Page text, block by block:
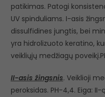
patikimas. Patogi
UV spinduliams. I-asis
dissulfidines jungtis, bei
yra hidrolizuoto keratino,
veikliųjų medžiagų
II-asis žingsnis. Veiklioji
peroksidas. PH-4,4. Eiga: